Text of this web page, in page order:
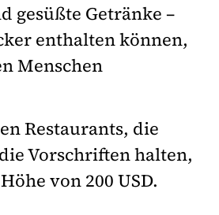
gesüßte Getränke –
enthalten können,
Menschen
Restaurants, die
Vorschriften halten,
von 200 USD.